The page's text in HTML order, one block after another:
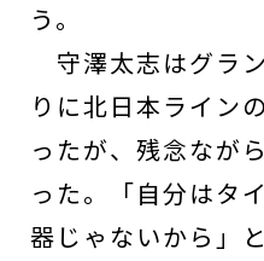
う。
守澤太志はグラ
りに北日本ライン
ったが、残念なが
った。「自分はタ
器じゃないから」